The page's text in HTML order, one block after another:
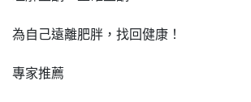
為自己遠離肥胖，找回健康！
專家推薦